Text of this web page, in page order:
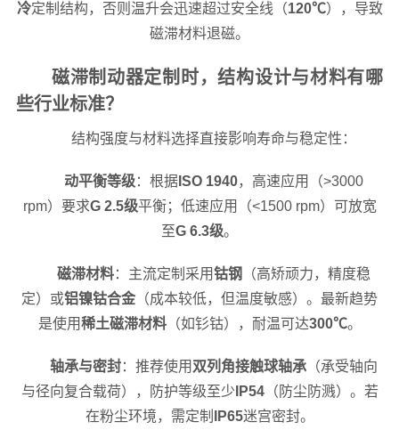
冷定制结构，否则温升会迅速超过安全线（120℃），导致
磁滞材料退磁。
磁滞制动器定制时，结构设计与材料有哪
些行业标准？
结构强度与材料选择直接影响寿命与稳定性：
动平衡等级：根据 ISO 1940，高速应用（>3000
rpm）要求G 2.5级平衡；低速应用（<1500 rpm）可放宽
至G 6.3级。
磁滞材料：主流定制采用钴钢
（高矫顽力，精度稳
定）或铝镍钴合金 （成本较低，但温度敏感）。最新趋势
是使用稀土磁滞材料（如钐钴），耐温可达300℃。
轴承与密封：推荐使用 双列角接触球轴承 （承受轴向
与径向复合载荷），防护等级至少 IP54（防尘防溅）。若
在粉尘环境，需定制
IP65迷宫密封。